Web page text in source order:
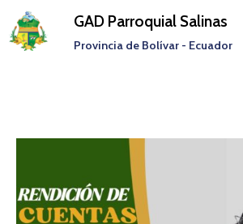
GAD Parroquial Salinas
Provincia de Bolívar - Ecuador
Transparencia